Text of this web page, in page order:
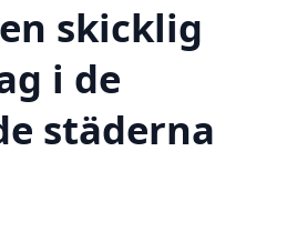
skicklig
i de
städerna